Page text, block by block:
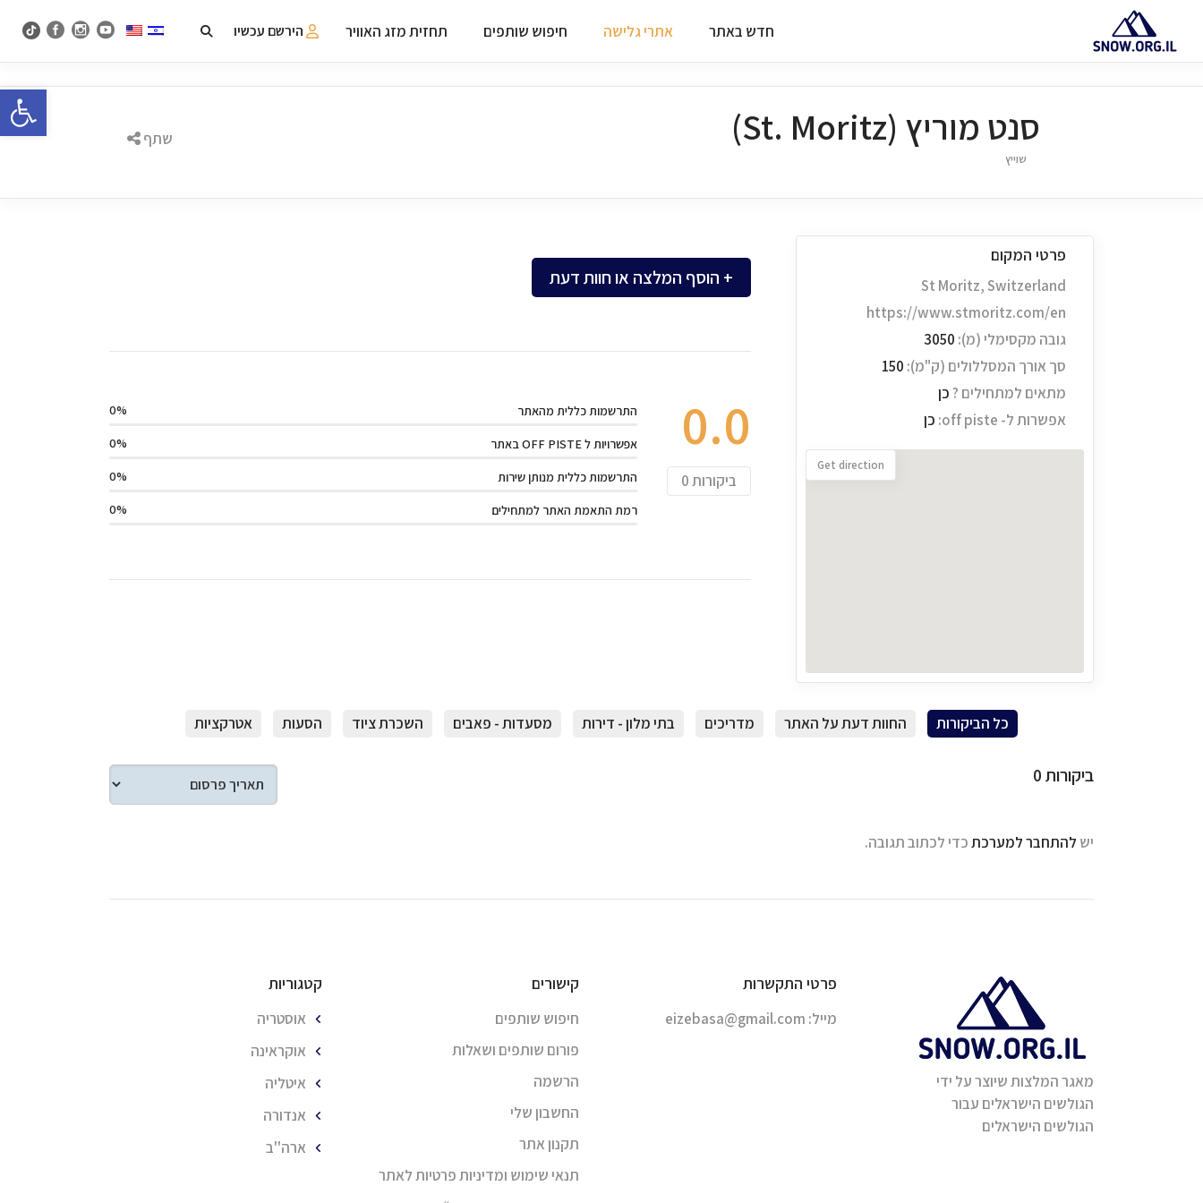
חדש באתר אתרי גלישה חיפוש שותפים תחזית מזג האוויר הירשם עכשיו
סנט מוריץ (St. Moritz)
שוייץ
שתף
+ הוסף המלצה או חוות דעת
0.0
ביקורות0
התרשמות כללית מהאתר 0
אפשרויות ל OFF PISTE באתר 0
התרשמות כללית מנותן שירות 0
רמת התאמת האתר למתחילים 0
פרטי המקום
St Moritz, Switzerland
https://www.stmoritz.com/en
גובה מקסימלי (מ): 3050
סך אורך המסללולים (ק"מ): 150
מתאים למתחילים ?כן
אפשרות ל- off piste:
כן
Get direction
כל הביקורות החוות דעת על האתר מדריכים בתי מלון - דירות מסעדות - פאבים השכרת ציוד הסעות אטרקציות
ביקורות0
יש להתחבר למערכתכדי לכתוב תגובה.
קטגוריות
אוסטריה
אוקראינה
איטליה
אנדורה
ארה''ב
קישורים
חיפוש שותפים
פורום שותפים ושאלות
הרשמה
החשבון שלי
תקנון אתר
תנאי שימוש ומדיניות פרטיות לאתר
פרטי התקשרות
מייל: eizebasa@gmail.com
מאגר המלצות שיוצר על ידי
הגולשים הישראלים עבור
הגולשים הישראלים